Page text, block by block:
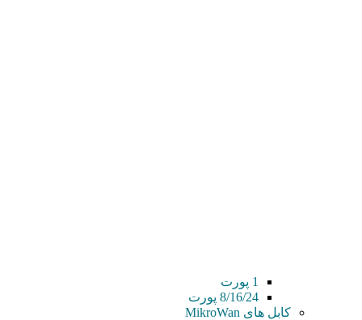
1 پورت
8/16/24 پورت
کابل های MikroWan